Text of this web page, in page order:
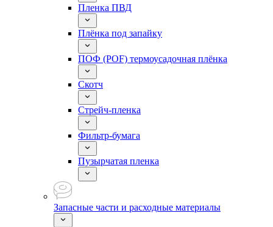
Пленка ПВД
Плёнка под запайку
ПОФ (POF) термоусадочная плёнка
Скотч
Стрейч-пленка
Фильтр-бумага
Пузырчатая пленка
Запасные части и расходные материалы